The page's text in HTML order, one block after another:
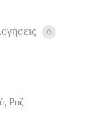
0
Ροζ